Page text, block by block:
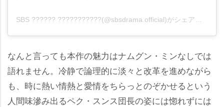
なんと言っても本作の魅力はナムグン・ミンなしでは
語れません。冷静で論理的に淡々と改革を進めながら
も、時に熱い情熱と愛情をちらっとのぞかせるという
人間味滲み出るペク・スンス団長の姿には惚れずには